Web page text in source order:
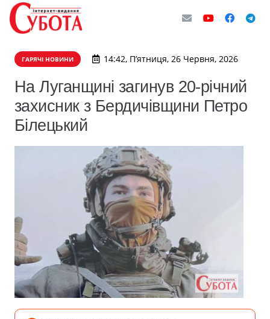
ГАРЯЧІ НОВИНИ 14:42, П’ятниця, 26 Червня, 2026
На Луганщині загинув 20-річний
захисник з Бердичівщини Петро
Білецький